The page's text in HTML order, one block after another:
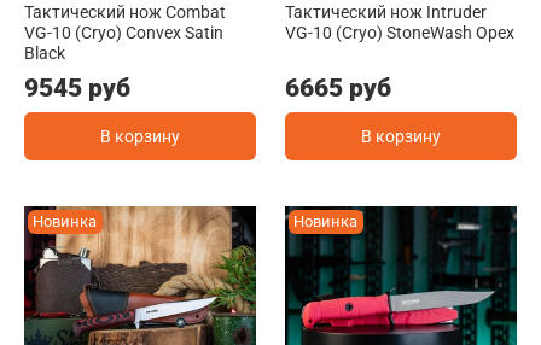
Тактический нож Combat
VG-10 (Cryo) Convex Satin
Black
9545 руб
В корзину
Тактический нож Intruder
VG-10 (Cryo) StoneWash Орех
6665 руб
В корзину
Новинка Новинка